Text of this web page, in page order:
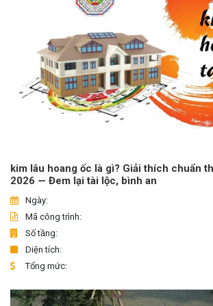
kim lâu hoang ốc là gì? Giải thích chuẩn
2026 — Đem lại tài lộc, bình an
Ngày:
Mã công trình:
Số tầng:
Diện tích:
Tổng mức: